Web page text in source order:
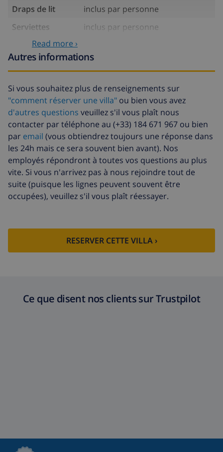
Draps de lit
inclus par personne
Serviettes
inclus par personne
Électricité
inclus
Draps
supplémentaires
17,59 $US par personne , à
payer à l'arrivée
Serviettes
supplémentaires
8,80 $US par personne , à payer à
l'arrivée
Départ tardif
113,75 $US
Nettoyage
supplémentaire
basée sur consommation
énergétique (52,77 $US/HOUR)
Fonds
4.80% du montant total
Read more ›
Autres informations
Si vous souhaitez plus de renseignements sur
"comment réserver une villa" ou bien vous avez
d'autres questions veuillez s'il vous plaît nous
contacter par téléphone au (+33) 184 671 967 ou bien
par email (vous obtiendrez toujours une réponse dans
les 24h mais ce sera souvent bien avant). Nos
employés répondront à toutes vos questions au plus
vite. Si vous n'arrivez pas à nous rejoindre tout de
suite (puisque les lignes peuvent souvent être
occupées), veuillez s'il vous plaît réessayer.
RESERVER CETTE VILLA ›
Ce que disent nos clients sur Trustpilot